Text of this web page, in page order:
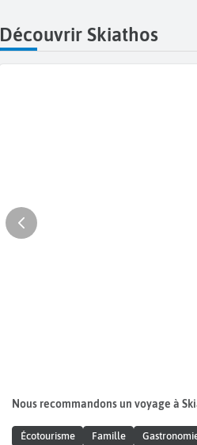
Découvrir Skiathos
Nous recommandons un voyage à
Écotourisme Famille